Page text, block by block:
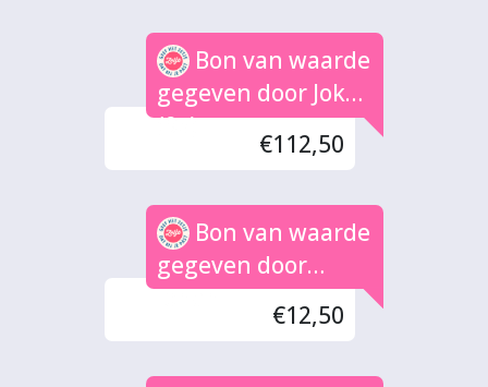
Bon van waarde
gegeven door Joke
(9x)
€112,50
Bon van waarde
gegeven door
Johan
€12,50